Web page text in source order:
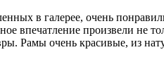
в галерее, очень
впечатление произвели не
Рамы очень красивые, из